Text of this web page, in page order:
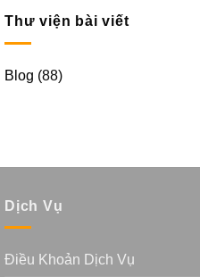
Thư viện bài viết
Blog (88)
Dịch Vụ
Điều Khoản Dịch Vụ